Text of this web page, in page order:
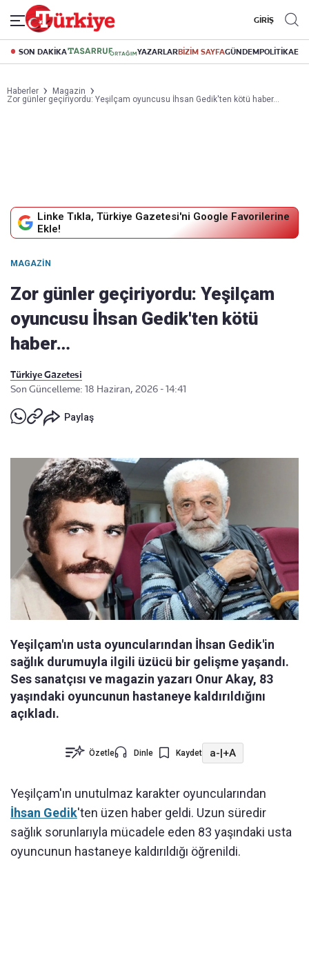
GİRİŞ
SON DAKİKA YAZARLARBİZİM SAYFAGÜNDEMPOLİTİKA
Haberler
Magazin
Zor günler geçiriyordu: Yeşilçam oyuncusu İhsan Gedik'ten kötü haber…
Linke Tıkla, Türkiye Gazetesi'ni Google Favorilerine
Ekle!
MAGAZIN
Zor günler geçiriyordu: Yeşilçam
oyuncusu İhsan Gedik'ten kötü
haber…
Türkiye Gazetesi
Son Güncelleme: 18 Haziran, 2026 - 14:41
Paylaş
Yeşilçam'ın usta oyuncularından İhsan Gedik'in
sağlık durumuyla ilgili üzücü bir gelişme yaşandı.
Ses sanatçısı ve magazin yazarı Onur Akay, 83
yaşındaki oyuncunun hastaneye kaldırıldığını
açıkladı.
Özetle Dinle Kaydet a-|+A
Yeşilçam'ın unutulmaz karakter oyuncularından
İhsan Gedik'ten üzen haber geldi. Uzun süredir
sağlık sorunlarıyla mücadele eden 83 yaşındaki usta
oyuncunun hastaneye kaldırıldığı öğrenildi.